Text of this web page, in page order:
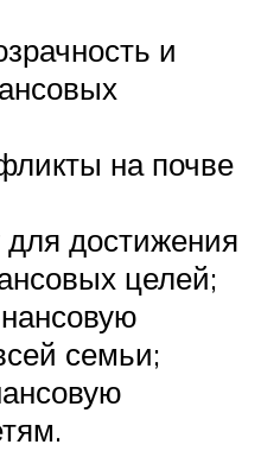
и
на почве
для достижения
целей;
семьи;